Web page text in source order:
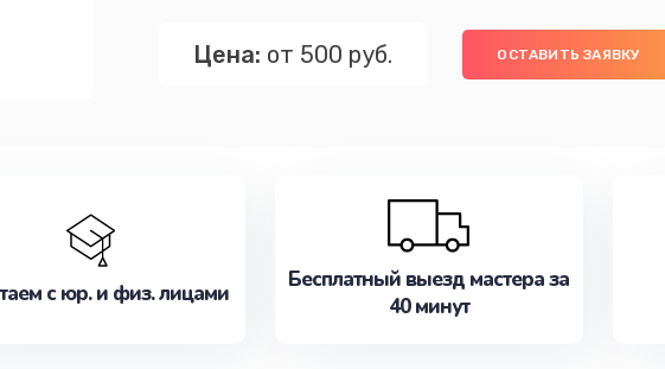
Цена: от 500 руб. ОСТАВИТЬ ЗАЯВКУ
с юр. и физ. лицами
Бесплатный выезд мастера за
40 минут